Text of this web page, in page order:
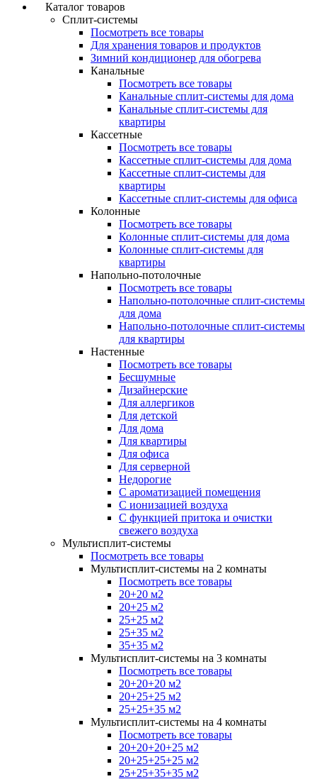
Каталог товаров
Сплит-системы
Посмотреть все товары
Для хранения товаров и продуктов
Зимний кондиционер для обогрева
Канальные
Посмотреть все товары
Канальные сплит-системы для дома
Канальные сплит-системы для
квартиры
Кассетные
Посмотреть все товары
Кассетные сплит-системы для дома
Кассетные сплит-системы для
квартиры
Кассетные сплит-системы для офиса
Колонные
Посмотреть все товары
Колонные сплит-системы для дома
Колонные сплит-системы для
квартиры
Напольно-потолочные
Посмотреть все товары
Напольно-потолочные сплит-системы
для дома
Напольно-потолочные сплит-системы
для квартиры
Настенные
Посмотреть все товары
Бесшумные
Дизайнерские
Для аллергиков
Для детской
Для дома
Для квартиры
Для офиса
Для серверной
Недорогие
С ароматизацией помещения
С ионизацией воздуха
С функцией притока и очистки
свежего воздуха
Мультисплит-системы
Посмотреть все товары
Мультисплит-системы на 2 комнаты
Посмотреть все товары
20+20 м2
20+25 м2
25+25 м2
25+35 м2
35+35 м2
Мультисплит-системы на 3 комнаты
Посмотреть все товары
20+20+20 м2
20+25+25 м2
25+25+35 м2
Мультисплит-системы на 4 комнаты
Посмотреть все товары
20+20+20+25 м2
20+25+25+25 м2
25+25+35+35 м2